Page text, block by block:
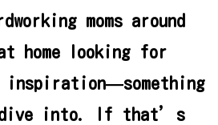
moms around
home looking for
dive into. If that’s